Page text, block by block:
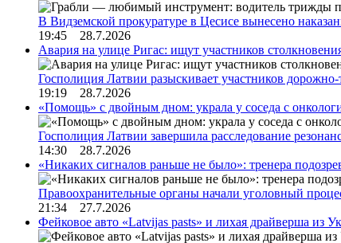
В Видземской прокуратуре в Цесисе вынесено
19:45 28.7.2026
Авария на улице Ригас: ищут участников
Госполиция Латвии разыскивает участников
19:19 28.7.2026
«Помощь» с двойным дном: украла у соседа с
Госполиция Латвии завершила расследование
14:30 28.7.2026
«Никаких сигналов раньше не было»: тренера
Правоохранительные органы начали уголовный
21:34 27.7.2026
Фейковое авто «Latvijas pasts» и лихая драйверша из